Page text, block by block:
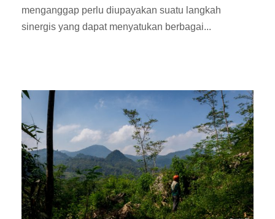
menganggap perlu diupayakan suatu langkah
sinergis yang dapat menyatukan berbagai...